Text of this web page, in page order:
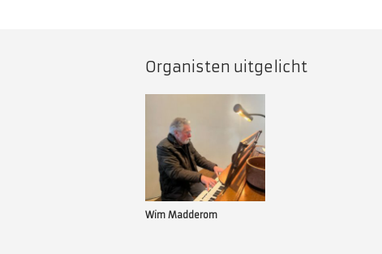
Organisten uitgelicht
Wim Madderom